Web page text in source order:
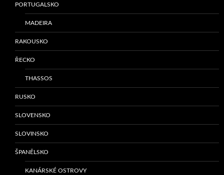
PORTUGALSKO
MADEIRA
RAKOUSKO
ŘECKO
THASSOS
RUSKO
SLOVENSKO
SLOVINSKO
ŠPANĚLSKO
KANÁRSKÉ OSTROVY